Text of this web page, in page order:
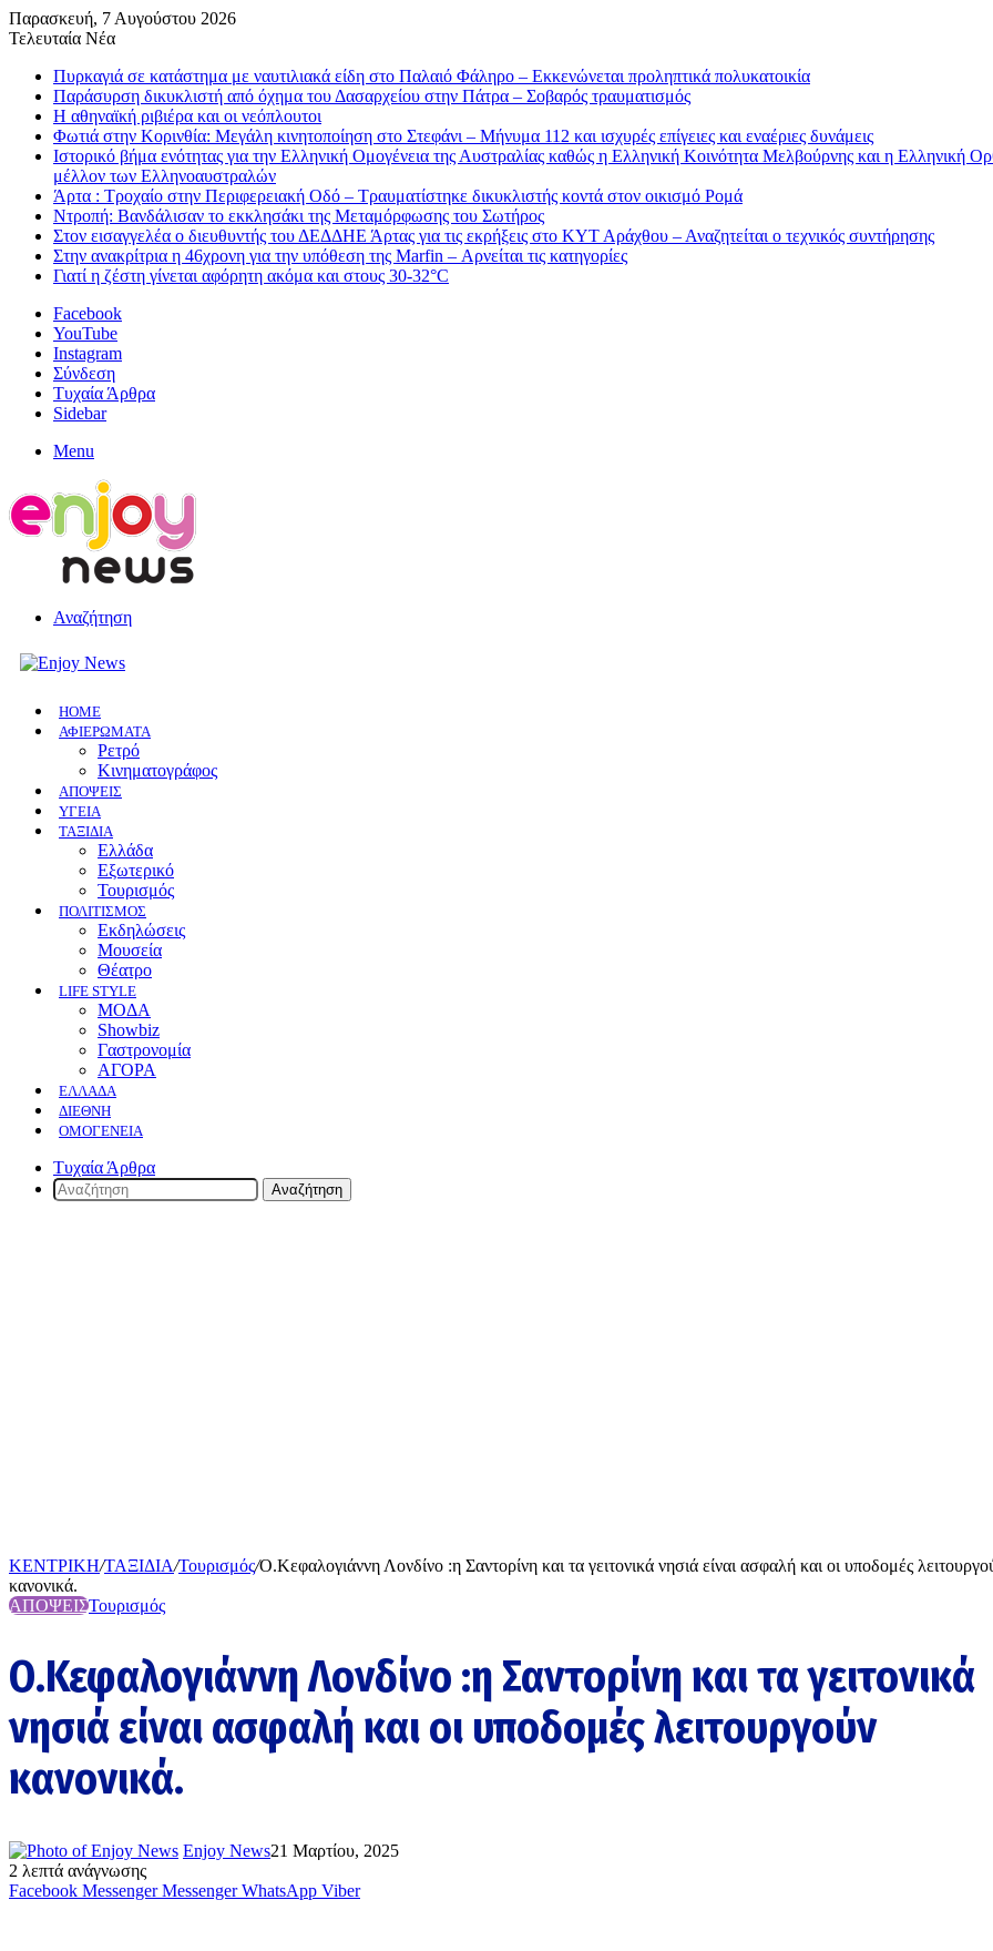
Παρασκευή, 7 Αυγούστου 2026
Τελευταία Νέα
Πυρκαγιά σε κατάστημα με ναυτιλιακά είδη στο Παλαιό Φάληρο – Εκκενώνεται προληπτικά πολυκατοικία
Παράσυρση δικυκλιστή από όχημα του Δασαρχείου στην Πάτρα – Σοβαρός τραυματισμός
Η αθηναϊκή ριβιέρα και οι νεόπλουτοι
Φωτιά στην Κορινθία: Μεγάλη κινητοποίηση στο Στεφάνι – Μήνυμα 112 και ισχυρές επίγειες και εναέριες δυνάμεις
Ιστορικό βήμα ενότητας για την Ελληνική Ομογένεια της Αυστραλίας καθώς η Ελληνική Κοινότητα Μελβούρνης και η Ελληνική
μέλλον των Ελληνοαυστραλών
Άρτα : Τροχαίο στην Περιφερειακή Οδό – Τραυματίστηκε δικυκλιστής κοντά στον οικισμό Ρομά
Ντροπή: Βανδάλισαν το εκκλησάκι της Μεταμόρφωσης του Σωτήρος
Στον εισαγγελέα ο διευθυντής του ΔΕΔΔΗΕ Άρτας για τις εκρήξεις στο ΚΥΤ Αράχθου – Αναζητείται ο τεχνικός συντήρησης
Στην ανακρίτρια η 46χρονη για την υπόθεση της Marfin – Αρνείται τις κατηγορίες
Γιατί η ζέστη γίνεται αφόρητη ακόμα και στους 30-32°C
Facebook
YouTube
Instagram
Σύνδεση
Τυχαία Άρθρα
Sidebar
Menu
Αναζήτηση
HOME
ΑΦΙΕΡΩΜΑΤΑ
Ρετρό
Κινηματογράφος
ΑΠΟΨΕΙΣ
ΥΓΕΙΑ
ΤΑΞΙΔΙΑ
Ελλάδα
Εξωτερικό
Τουρισμός
ΠΟΛΙΤΙΣΜΟΣ
Eκδηλώσεις
Mουσεία
Θέατρο
LIFE STYLE
ΜΟΔΑ
Showbiz
Γαστρονομία
ΑΓΟΡΑ
ΕΛΛΆΔΑ
ΔΙΕΘΝΉ
ΟΜΟΓΈΝΕΙΑ
Τυχαία Άρθρα
Αναζήτηση
ΚΕΝΤΡΙΚΗ/ΤΑΞΙΔΙΑ/Τουρισμός/Ο.Κεφαλογιάννη Λονδίνο :η Σαντορίνη και τα γειτονικά νησιά είναι ασφαλή και οι υποδομές
κανονικά.
ΑΠΟΨΕΙΣΤουρισμός
Ο.Κεφαλογιάννη Λονδίνο :η Σαντορίνη και τα γειτονικά
νησιά είναι ασφαλή και οι υποδομές λειτουργούν
κανονικά.
Enjoy News21 Μαρτίου, 2025
2 λεπτά ανάγνωσης
Facebook Messenger Messenger WhatsApp Viber